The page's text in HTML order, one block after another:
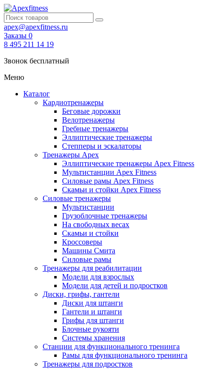
apex@apexfitness.ru
Заказы 0
8 495 211 14 19
Звонок бесплатный
Меню
Каталог
Кардиотренажеры
Беговые дорожки
Велотренажеры
Гребные тренажеры
Эллиптические тренажеры
Степперы и эскалаторы
Тренажеры Apex
Эллиптические тренажеры Apex Fitness
Мультистанции Apex Fitness
Силовые рамы Apex Fitness
Скамьи и стойки Apex Fitness
Силовые тренажеры
Мультистанции
Грузоблочные тренажеры
На свободных весах
Скамьи и стойки
Кроссоверы
Машины Смита
Силовые рамы
Тренажеры для реабилитации
Модели для взрослых
Модели для детей и подростков
Диски, грифы, гантели
Диски для штанги
Гантели и штанги
Грифы для штанги
Блочные рукояти
Системы хранения
Станции для функционального тренинга
Рамы для функционального тренинга
Тренажеры для подростков